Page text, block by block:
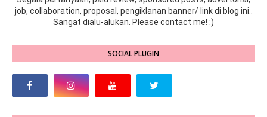
job, collaboration, proposal, pengiklanan banner/ link di blog ini..
Sangat dialu-alukan. Please contact me! :)
SOCIAL PLUGIN